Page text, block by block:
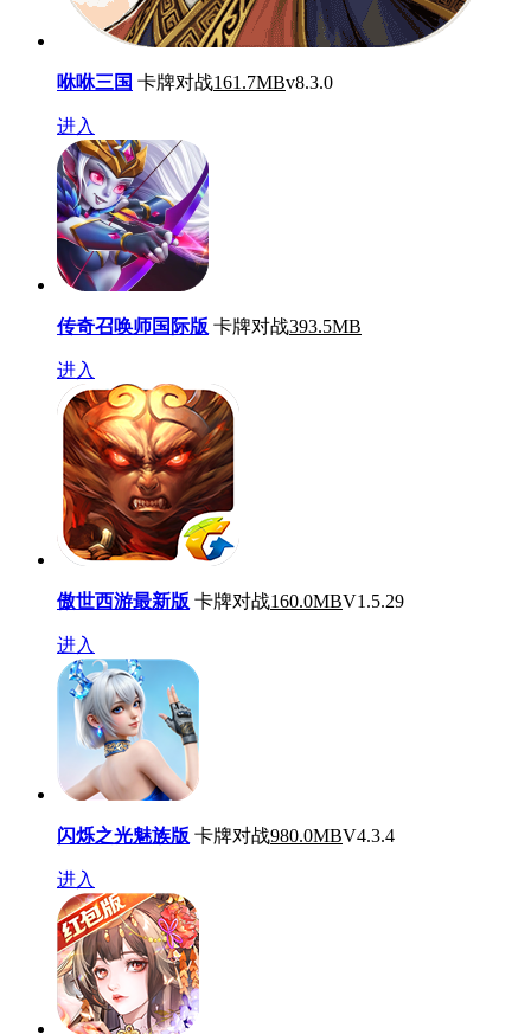
咻咻三国 卡牌对战161.7MBv8.3.0
进入
传奇召唤师国际版 卡牌对战393.5MB
进入
傲世西游最新版 卡牌对战160.0MBV1.5.29
进入
闪烁之光魅族版 卡牌对战980.0MBV4.3.4
进入